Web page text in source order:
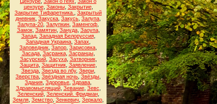
цензуре, Законы, Закрытие,
Закрытие Тифаретника.
Закрытый
дневник Закуска Закусь Залупа
Залупа-20 Залупкин Заменгоф
Замок, Замятин, Зануда, Заоупа,
Запад, Западная Белоруссия,
Западная Украина Запах
Заповедник Запор Зарисовка
Засада, Засранка, Засранцы,
Засурский, Засуха, Затворник,
Защита, Защитник, Заявление,
Звезда, Звезда во лбу, Звери,
Зверства Звёздная ночь Звёзды
Здания Здоровье Здрава
Здравомыслящий, Зевание, Зевс
Зеленский, Зеленский. Фридман,
Земля Земство Зенкевич Зеркало